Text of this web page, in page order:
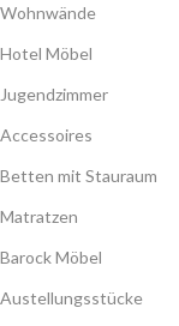
Wohnwände
Hotel Möbel
Jugendzimmer
Accessoires
Betten mit Stauraum
Matratzen
Barock Möbel
Austellungsstücke